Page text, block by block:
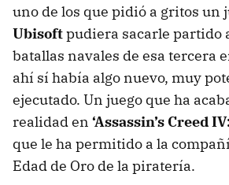
uno de los que pidió a gritos un
Ubisoftpudiera sacarle partido
batallas navales de esa tercera
ahí sí había algo nuevo, muy
ejecutado. Un juego que ha
realidad en ‘Assassin’s Creed
que le ha permitido a la
Edad de Oro de la piratería.